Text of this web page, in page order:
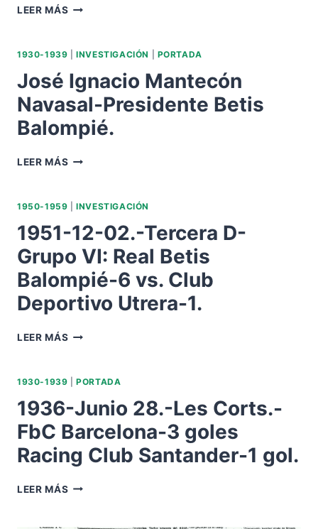
LEER MÁS 1966-
DEL
UN
PELO.-
REAL
BETIS
BALOMPIÉ-0
1930-1939 |INVESTIGACIÓN PORTADA
José Ignacio Mantecón
Navasal-Presidente Betis
Balompié.
LEER MÁS JOSÉ
NAVASAL-
BETIS
BALOMPIÉ.
1950-1959 |INVESTIGACIÓN
1951-12-02.-Tercera D-
Grupo VI: Real Betis
Balompié-6 vs. Club
Deportivo Utrera-1.
LEER MÁS 1951-
TERCERA
GRUPO
VI:
REAL
BETIS
BALOMPIÉ-6
1930-1939 |PORTADA
1936-Junio 28.-Les Corts.-
FbC Barcelona-3 goles
Racing Club Santander-1 gol.
LEER MÁS 1936-